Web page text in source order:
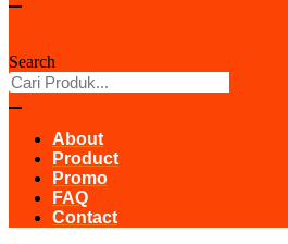
Search
About
Product
Promo
FAQ
Contact